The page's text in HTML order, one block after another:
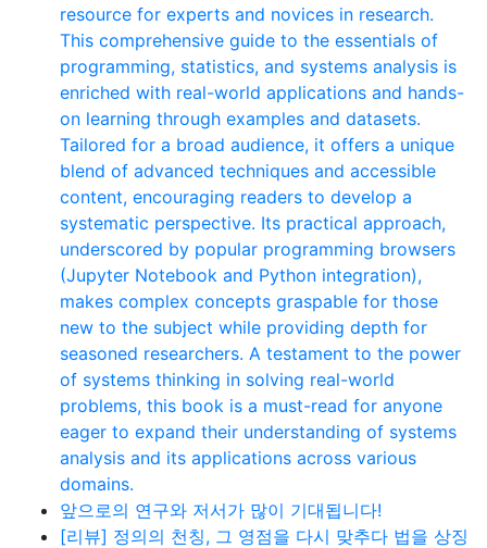
resource for experts and novices in research.
This comprehensive guide to the essentials of
programming, statistics, and systems analysis is
enriched with real-world applications and hands-
on learning through examples and datasets.
Tailored for a broad audience, it offers a unique
blend of advanced techniques and accessible
content, encouraging readers to develop a
systematic perspective. Its practical approach,
underscored by popular programming browsers
(Jupyter Notebook and Python integration),
makes complex concepts graspable for those
new to the subject while providing depth for
seasoned researchers. A testament to the power
of systems thinking in solving real-world
problems, this book is a must-read for anyone
eager to expand their understanding of systems
analysis and its applications across various
domains.
앞으로의 연구와 저서가 많이 기대됩니다!
[리뷰] 정의의 천칭, 그 영점을 다시 맞추다 법을 상징